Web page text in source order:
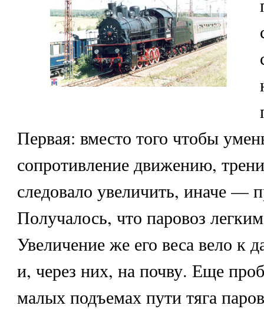
Первая: вместо того чтобы
сопротивление движению,
следовало увеличить, иначе —
Получалось, что паровоз
Увеличение же его веса вело к
и, через них, на почву. Еще
малых подъемах пути тяга